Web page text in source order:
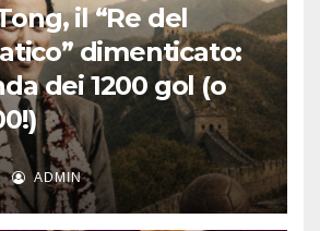
il “Re del
dimenticato:
dei 1200 gol (o
ADMIN